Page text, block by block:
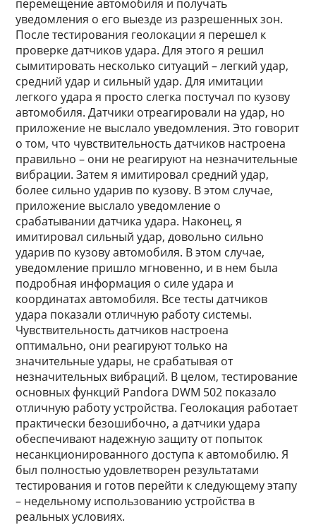
перемещение автомобиля и получать
уведомления о его выезде из разрешенных зон.
После тестирования геолокации я перешел к
проверке датчиков удара. Для этого я решил
сымитировать несколько ситуаций – легкий удар,
средний удар и сильный удар. Для имитации
легкого удара я просто слегка постучал по кузову
автомобиля. Датчики отреагировали на удар, но
приложение не выслало уведомления. Это говорит
о том, что чувствительность датчиков настроена
правильно – они не реагируют на незначительные
вибрации. Затем я имитировал средний удар,
более сильно ударив по кузову. В этом случае,
приложение выслало уведомление о
срабатывании датчика удара. Наконец, я
имитировал сильный удар, довольно сильно
ударив по кузову автомобиля. В этом случае,
уведомление пришло мгновенно, и в нем была
подробная информация о силе удара и
координатах автомобиля. Все тесты датчиков
удара показали отличную работу системы.
Чувствительность датчиков настроена
оптимально, они реагируют только на
значительные удары, не срабатывая от
незначительных вибраций. В целом, тестирование
основных функций Pandora DWM 502 показало
отличную работу устройства. Геолокация работает
практически безошибочно, а датчики удара
обеспечивают надежную защиту от попыток
несанкционированного доступа к автомобилю. Я
был полностью удовлетворен результатами
тестирования и готов перейти к следующему этапу
– недельному использованию устройства в
реальных условиях.